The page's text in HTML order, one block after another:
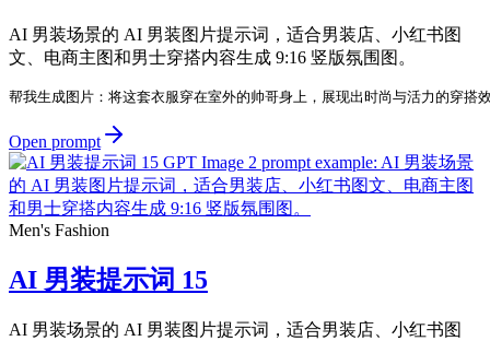
AI 男装场景的 AI 男装图片提示词，适合男装店、小红书图
文、电商主图和男士穿搭内容生成 9:16 竖版氛围图。
帮我生成图片：将这套衣服穿在室外的帅哥身上，展现出时尚与活力的穿搭
Open prompt
Men's Fashion
AI 男装提示词 15
AI 男装场景的 AI 男装图片提示词，适合男装店、小红书图